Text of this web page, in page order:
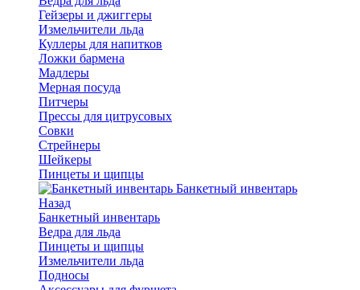
Гейзеры и джиггеры
Измельчители льда
Куллеры для напитков
Ложки бармена
Мадлеры
Мерная посуда
Питчеры
Прессы для цитрусовых
Совки
Стрейнеры
Шейкеры
Пинцеты и щипцы
Банкетный инвентарь
Назад
Банкетный инвентарь
Ведра для льда
Пинцеты и щипцы
Измельчители льда
Подносы